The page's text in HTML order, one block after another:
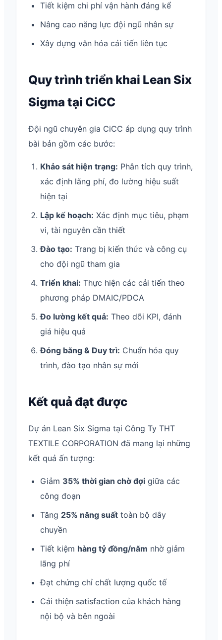
Tiết kiệm chi phí vận hành đáng kể
Nâng cao năng lực đội ngũ nhân sự
Xây dựng văn hóa cải tiến liên tục
Quy trình triển khai Lean Six
Sigma tại CiCC
Đội ngũ chuyên gia CiCC áp dụng quy trình
bài bản gồm các bước:
Khảo sát hiện trạng: Phân tích quy trình,
xác định lãng phí, đo lường hiệu suất
hiện tại
Lập kế hoạch: Xác định mục tiêu, phạm
vi, tài nguyên cần thiết
Đào tạo: Trang bị kiến thức và công cụ
cho đội ngũ tham gia
Triển khai: Thực hiện các cải tiến theo
phương pháp DMAIC/PDCA
Đo lường kết quả: Theo dõi KPI, đánh
giá hiệu quả
Đóng băng & Duy trì: Chuẩn hóa quy
trình, đào tạo nhân sự mới
Kết quả đạt được
Dự án Lean Six Sigma tại Công Ty THT
TEXTILE CORPORATION đã mang lại những
kết quả ấn tượng:
Giảm 35% thời gian chờ đợi giữa các
công đoạn
Tăng 25% năng suất toàn bộ dây
chuyền
Tiết kiệm hàng tỷ đồng/năm nhờ giảm
lãng phí
Đạt chứng chỉ chất lượng quốc tế
Cải thiện satisfaction của khách hàng
nội bộ và bên ngoài